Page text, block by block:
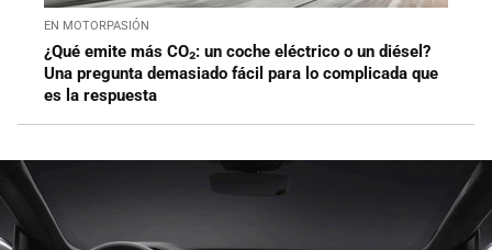
EN MOTORPASIÓN
¿Qué emite más CO₂: un coche eléctrico o un diésel?
Una pregunta demasiado fácil para lo complicada que
es la respuesta